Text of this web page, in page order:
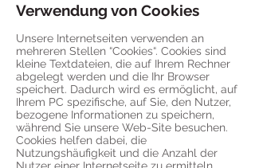
Verwendung von Cookies
Unsere Internetseiten verwenden an
mehreren Stellen “Cookies“. Cookies sind
kleine Textdateien, die auf Ihrem Rechner
abgelegt werden und die Ihr Browser
speichert. Dadurch wird es ermöglicht, auf
Ihrem PC spezifische, auf Sie, den Nutzer,
bezogene Informationen zu speichern,
während Sie unsere Web-Site besuchen.
Cookies helfen dabei, die
Nutzungshäufigkeit und die Anzahl der